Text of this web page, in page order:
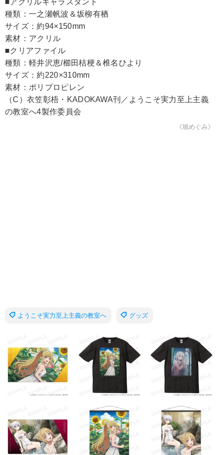
種類：一之瀬帆波＆坂柳有栖
サイズ：約94×150mm
素材：アクリル
■クリアファイル
種類：軽井沢恵/櫛田桔梗＆椎名ひより
サイズ：約220×310mm
素材：ポリプロピレン
（C）衣笠彰梧・KADOKAWA刊／ようこそ実力至上主義
の教室へ4製作委員会
《堀めぐみ》
ようこそ実力至上主義の教室へ グッズ